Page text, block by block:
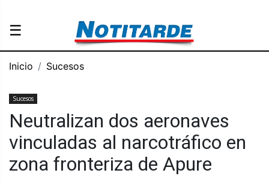
☰
Inicio Sucesos
Sucesos
Neutralizan dos aeronaves
vinculadas al narcotráfico en
zona fronteriza de Apure